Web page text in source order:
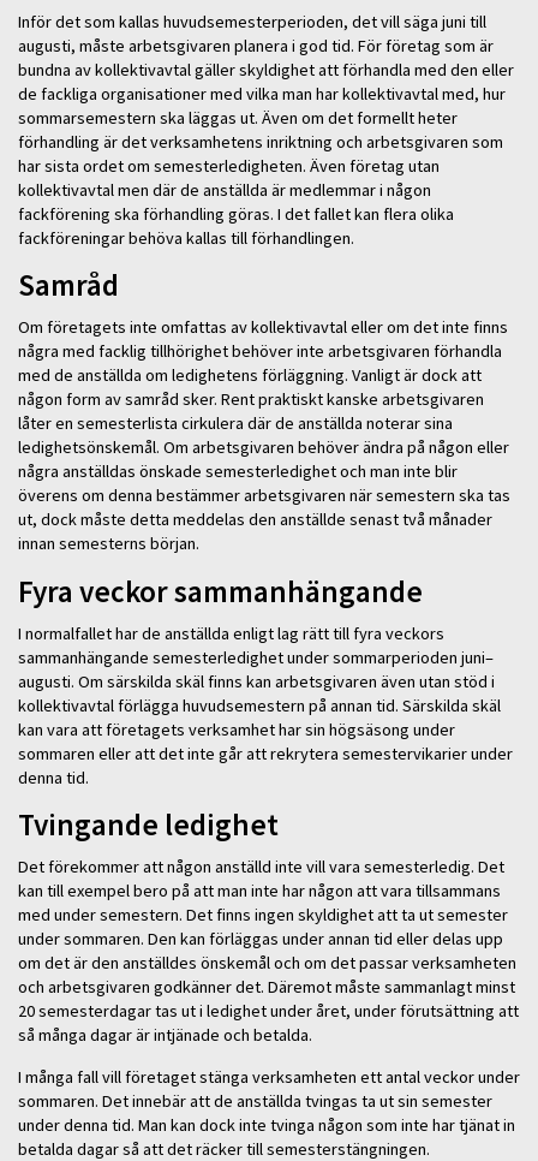
Inför det som kallas huvudsemesterperioden, det vill säga juni till
augusti, måste arbetsgivaren planera i god tid. För företag som är
bundna av kollektivavtal gäller skyldighet att förhandla med den eller
de fackliga organisationer med vilka man har kollektivavtal med, hur
sommarsemestern ska läggas ut. Även om det formellt heter
förhandling är det verksamhetens inriktning och arbetsgivaren som
har sista ordet om semesterledigheten. Även företag utan
kollektivavtal men där de anställda är medlemmar i någon
fackförening ska förhandling göras. I det fallet kan flera olika
fackföreningar behöva kallas till förhandlingen.
Samråd
Om företagets inte omfattas av kollektivavtal eller om det inte finns
några med facklig tillhörighet behöver inte arbetsgivaren förhandla
med de anställda om ledighetens förläggning. Vanligt är dock att
någon form av samråd sker. Rent praktiskt kanske arbetsgivaren
låter en semesterlista cirkulera där de anställda noterar sina
ledighetsönskemål. Om arbetsgivaren behöver ändra på någon eller
några anställdas önskade semesterledighet och man inte blir
överens om denna bestämmer arbetsgivaren när semestern ska tas
ut, dock måste detta meddelas den anställde senast två månader
innan semesterns början.
Fyra veckor sammanhängande
I normalfallet har de anställda enligt lag rätt till fyra veckors
sammanhängande semesterledighet under sommarperioden juni–
augusti. Om särskilda skäl finns kan arbetsgivaren även utan stöd i
kollektivavtal förlägga huvudsemestern på annan tid. Särskilda skäl
kan vara att företagets verksamhet har sin högsäsong under
sommaren eller att det inte går att rekrytera semestervikarier under
denna tid.
Tvingande ledighet
Det förekommer att någon anställd inte vill vara semesterledig. Det
kan till exempel bero på att man inte har någon att vara tillsammans
med under semestern. Det finns ingen skyldighet att ta ut semester
under sommaren. Den kan förläggas under annan tid eller delas upp
om det är den anställdes önskemål och om det passar verksamheten
och arbetsgivaren godkänner det. Däremot måste sammanlagt minst
20 semesterdagar tas ut i ledighet under året, under förutsättning att
så många dagar är intjänade och betalda.
I många fall vill företaget stänga verksamheten ett antal veckor under
sommaren. Det innebär att de anställda tvingas ta ut sin semester
under denna tid. Man kan dock inte tvinga någon som inte har tjänat in
betalda dagar så att det räcker till semesterstängningen.